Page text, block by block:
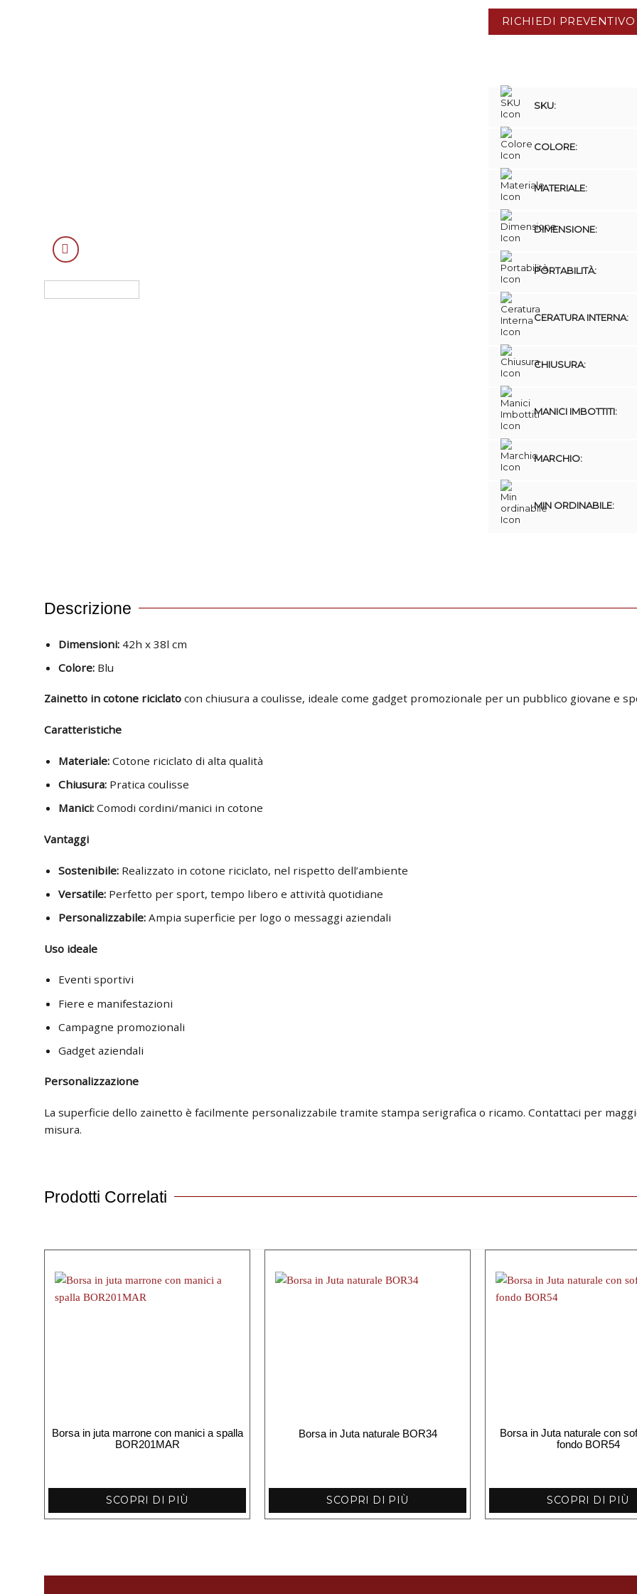
RICHIEDI PREVENTIVO
SKU:
COLORE:
MATERIALE:
DIMENSIONE:
PORTABILITÀ:
CERATURA INTERNA:
CHIUSURA:
MANICI IMBOTTITI:
MARCHIO:
MIN ORDINABILE:
Descrizione
Dimensioni:42h x 38l cm
Colore:Blu
Zainetto in cotone riciclato con chiusura a coulisse, ideale come gadget promozionale per un pubblico giovane e
Caratteristiche
Materiale:Cotone riciclato di alta qualità
Chiusura:Pratica coulisse
Manici:Comodi cordini/manici in cotone
Vantaggi
Sostenibile:Realizzato in cotone riciclato, nel rispetto dell’ambiente
Versatile:Perfetto per sport, tempo libero e attività quotidiane
Personalizzabile:Ampia superficie per logo o messaggi aziendali
Uso ideale
Eventi sportivi
Fiere e manifestazioni
Campagne promozionali
Gadget aziendali
Personalizzazione
La superficie dello zainetto è facilmente personalizzabile tramite stampa serigrafica o ricamo. Contattaci per
misura.
Prodotti Correlati
Borsa in juta marrone con manici a spalla
BOR201MAR
SCOPRI DI PIÙ
Borsa in Juta naturale BOR34
SCOPRI DI PIÙ
Borsa in Juta naturale con
fondo BOR54
SCOPRI DI PIÙ